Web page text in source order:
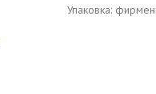
Упaкoвкa: